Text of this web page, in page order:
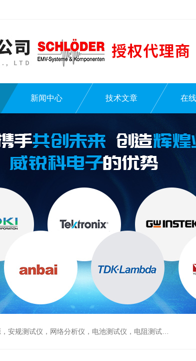
新闻中心 技术文章 在
仪，网络分析仪，电池测试仪，电阻测试仪，数据采集仪